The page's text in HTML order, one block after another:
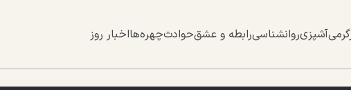
آشپزیروانشناسیرابطه و عشقحوادثچهره‌هااخبار روز